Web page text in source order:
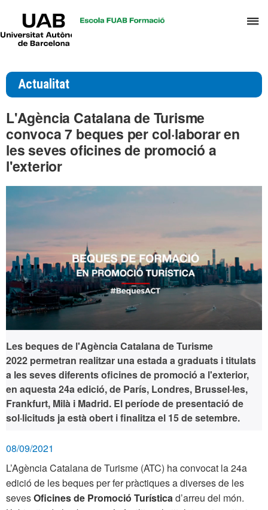
el
Universitat
Actualitat
L'Agència Catalana de Turisme
convoca 7 beques per col·laborar en
les seves oficines de promoció a
l'exterior
Les beques de l'Agència Catalana de Turisme
2022 permetran realitzar una estada a graduats i titulats
a les seves diferents oficines de promoció a l'exterior,
en aquesta 24a edició, de París, Londres, Brussel·les,
Frankfurt, Milà i Madrid. El període de presentació de
sol·licituds ja està obert ifinalitza el 15 de setembre.
08/09/2021
L’Agència Catalana de Turisme (ATC) ha convocat la 24a
edició de les beques per fer pràctiques a diverses de les
sevesOficines de Promoció Turísticad’arreu del món.